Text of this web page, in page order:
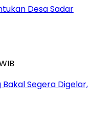
Desa Sadar
Segera Digelar,